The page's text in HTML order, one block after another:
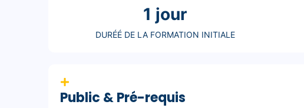
1 jour
DURÉÉ DE LA FORMATION INITIALE
Public & Pré-requis